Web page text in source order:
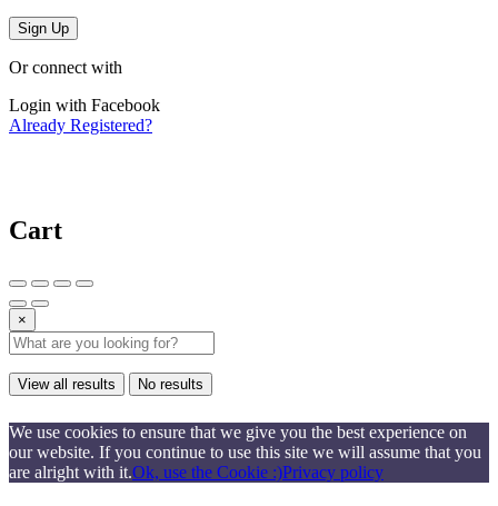
Sign Up
Or connect with
Login with Facebook
Already Registered?
Cart
×
View all results No results
We use cookies to ensure that we give you the best experience on
our website. If you continue to use this site we will assume that you
are alright with it.Ok, use the Cookie :)Privacy policy